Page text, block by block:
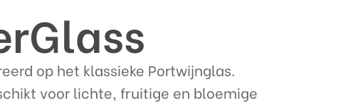
op het klassieke Portwijnglas.
voor lichte, fruitige en bloemige